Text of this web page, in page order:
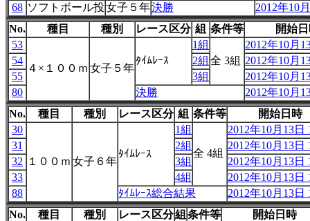
68 ソフトボール投女子５年決勝
2012年10
No.
種目 種別 レース区分 組 条件等
開始
53
４×１００ｍ 女子５年
ﾀｲﾑﾚｰｽ
1組
全 3組
2012年10月
54
2組
2012年10月
55
3組
2012年10月
80
決勝
2012年10月
No.
種目 種別 レース区分 組 条件等
開始日時
30
１００ｍ 女子６年
ﾀｲﾑﾚｰｽ
1組
全 4組
2012年10月13日
31
2組
2012年10月13日
32
3組
2012年10月13日
33
4組
2012年10月13日
88
ﾀｲﾑﾚｰｽ総合結果
2012年10月13日
No.
種目 種別 レース区分組 条件等
開始日時